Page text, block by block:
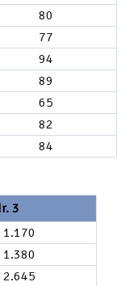
80
77
94
89
65
82
84
3
1.170
1.380
2.645